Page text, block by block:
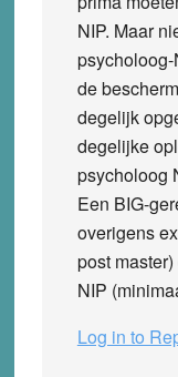
NIP. Maar
de
degelijk
degelijke
psycholoog
Een BIG-
overigens
post
NIP
Log in to